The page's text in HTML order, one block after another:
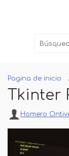
Pagina de inicio
Tkinter
Homero